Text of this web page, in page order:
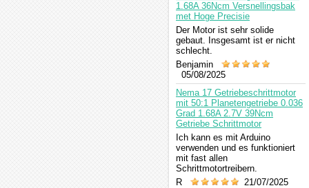
1.68A 36Ncm Versnellingsbak
met Hoge Precisie
Der Motor ist sehr solide
gebaut. Insgesamt ist er nicht
schlecht.
Benjamin
05/08/2025
Nema 17 Getriebeschrittmotor
mit 50:1 Planetengetriebe 0.036
Grad 1.68A 2.7V 39Ncm
Getriebe Schrittmotor
Ich kann es mit Arduino
verwenden und es funktioniert
mit fast allen
Schrittmotortreibern.
R
21/07/2025